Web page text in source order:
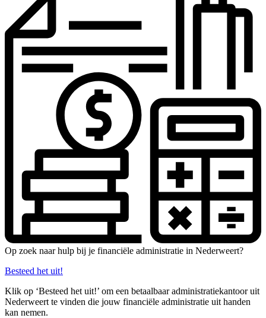
Op zoek naar hulp bij je financiële administratie in Nederweert?
Besteed het uit!
Klik op ‘Besteed het uit!’ om een betaalbaar administratiekantoor uit
Nederweert te vinden die jouw financiële administratie uit handen
kan nemen.